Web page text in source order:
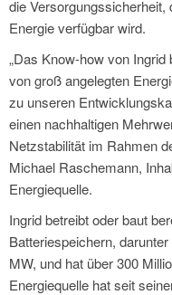
die
Energie verfügbar wird.
„Das Know-how von
von groß angelegten
zu unseren
einen nachhaltigen
Netzstabilität im Rahmen
Michael Raschemann,
Energiequelle.
Ingrid betreibt oder baut
Batteriespeichern,
MW, und hat über 300
Energiequelle hat seit